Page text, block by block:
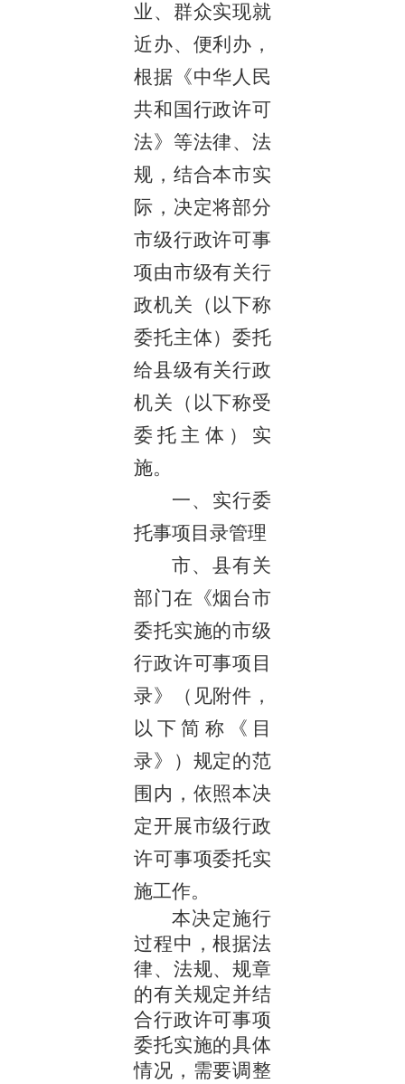
业、群众实现就
近办、便利办，
根据《中华人民
共和国行政许可
法》等法律、法
规，结合本市实
际，决定将部分
市级行政许可事
项由市级有关行
政机关（以下称
委托主体）委托
给县级有关行政
机关（以下称受
委托主体）实
施。
一、实行委
托事项目录管理
市、县有关
部门在《烟台市
委托实施的市级
行政许可事项目
录》（见附件，
以下简称《目
录》）规定的范
围内，依照本决
定开展市级行政
许可事项委托实
施工作。
本决定施行
过程中，根据法
律、法规、规章
的有关规定并结
合行政许可事项
委托实施的具体
情况，需要调整